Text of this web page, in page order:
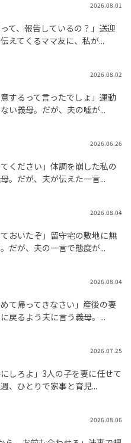
2026.08.01
って、報告しているの？」送迎
えてくるママ友に、私が...
2026.08.02
意するって言ったでしょ」運動
い義母。だが、夫の嘘が...
2026.06.26
てください」体調を崩した私の
。だが、夫が伝えた一言...
2026.08.04
ておいたぞ」留守宅の敷地に無
だが、夫の一言で態度が...
2026.08.04
めて帰ってきなさい」産後の妻
戻るよう夫に言う義母。...
2026.07.25
にしろよ」3人の子を妻に任せて
、ひとりで家事と育児...
2026.08.06